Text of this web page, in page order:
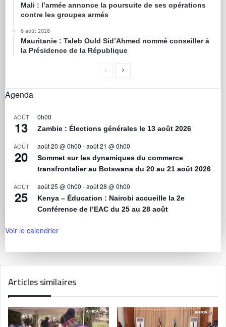
Mali : l’armée annonce la poursuite de ses opérations
contre les groupes armés
6 août 2026
Mauritanie : Taleb Ould Sid’Ahmed nommé conseiller à
la Présidence de la République
Agenda
AOÛT
13
0h00
Zambie : Élections générales le 13 août 2026
AOÛT
20
août 20 @ 0h00 -août 21 @ 0h00
Sommet sur les dynamiques du commerce
transfrontalier au Botswana du 20 au 21 août 2026
AOÛT
25
août 25 @ 0h00 -août 28 @ 0h00
Kenya – Éducation : Nairobi accueille la 2e
Conférence de l’EAC du 25 au 28 août
Voir le calendrier
Articles similaires